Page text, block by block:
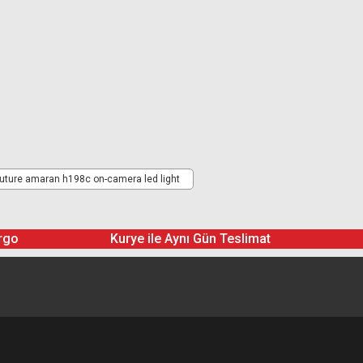
amaran h198c on-camera led light
Kurye ile Aynı Gün Teslimat